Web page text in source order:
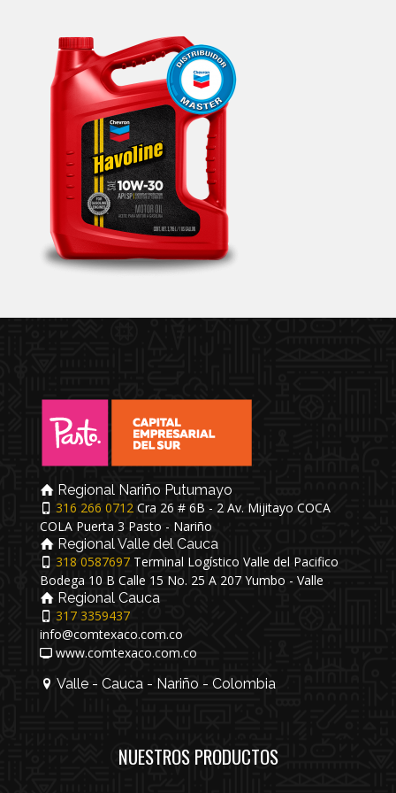
Regional Nariño Putumayo
316 266 0712 Cra 26 # 6B - 2 Av. Mijitayo COCA
COLA Puerta 3 Pasto - Nariño
Regional Valle del Cauca
318 0587697 Terminal Logístico Valle del Pacifico
Bodega 10 B Calle 15 No. 25 A 207 Yumbo - Valle
Regional Cauca
317 3359437
info@comtexaco.com.co
www.comtexaco.com.co
Valle - Cauca - Nariño - Colombia
NUESTROS PRODUCTOS